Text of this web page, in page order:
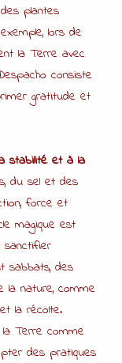
plantes
lors de
la Terre avec
consiste
gratitude et
stabilité et à la
du sel et des
force et
magique est
sabbats, des
la nature, comme
la récolte.
Terre comme
des pratiques